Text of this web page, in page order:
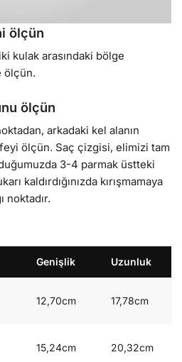
ölçün
kulak arasındaki bölge
ölçün.
ölçün
arkadaki kel alanın
ölçün. Saç çizgisi, elimizi tam
3-4 parmak üstteki
kaldırdığınızda kırışmamaya
noktadır.
Genişlik Uzunluk
12,70cm 17,78cm
15,24cm 20,32cm